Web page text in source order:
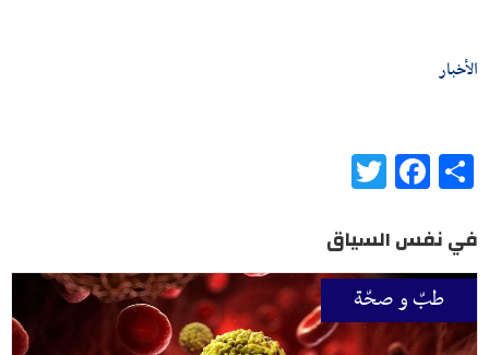
الأخبار
Share
Facebook
في نفس السياق
طبّ و صحّة